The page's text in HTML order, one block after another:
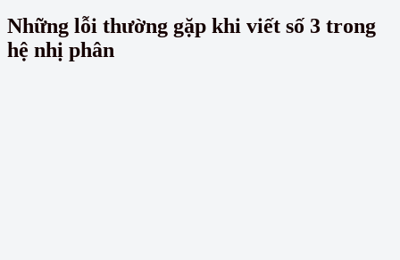
Những lỗi thường gặp khi viết số 3 trong
hệ nhị phân